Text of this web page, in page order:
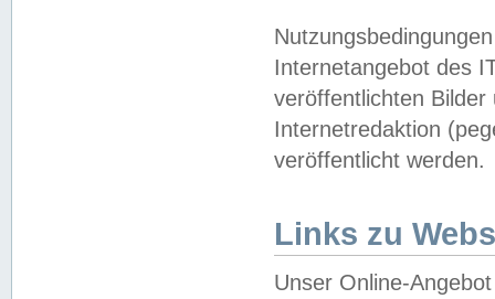
Internetangebot des
veröffentlichten
Internetredaktion
veröffentlicht werden.
Links zu
Unser Online-